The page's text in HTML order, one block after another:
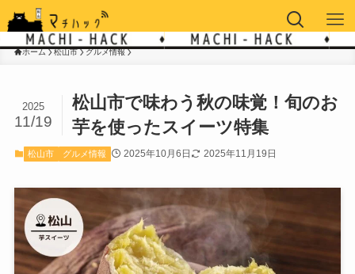
ホーム 松山市 グルメ情報
松山市で味わう秋の味覚！旬のお
芋を使ったスイーツ特集
2025
11/19
松山市 グルメ情報 2025年10月6日 2025年11月19日